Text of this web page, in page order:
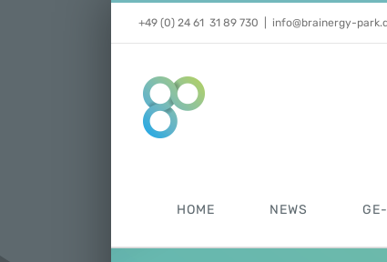
+49 (0) 24 61 31 89 730 info@brainergy-
HOME NEWS